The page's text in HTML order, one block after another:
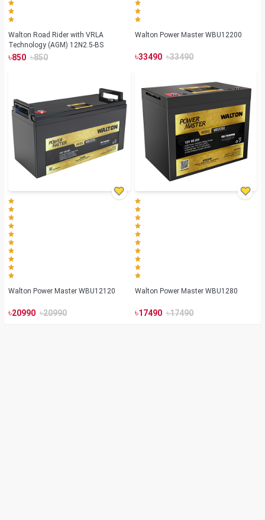
Walton Road Rider with VRLA
Technology (AGM) 12N2.5-BS
৳850 ৳850
Walton Power Master WBU12200
৳33490 ৳33490
Walton Power Master WBU12120
৳20990 ৳20990
Walton Power Master WBU1280
৳17490 ৳17490